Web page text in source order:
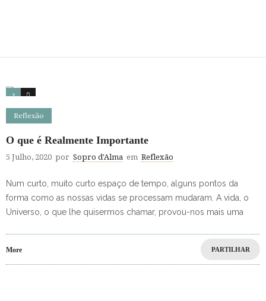
1 7
Reflexão
O que é Realmente Importante
5 Julho, 2020 por Sopro d'Alma em Reflexão
Num curto, muito curto espaço de tempo, alguns pontos da
forma como as nossas vidas se processam mudaram. A vida, o
Universo, o que lhe quisermos chamar, provou-nos mais uma
More PARTILHAR